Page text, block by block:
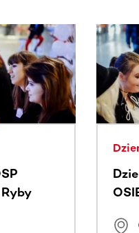
w poziomie. Użyj